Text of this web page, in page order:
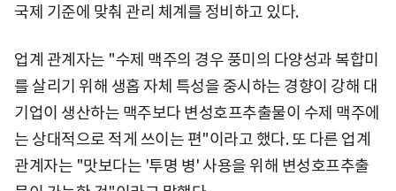
국제 기준에 맞춰 관리 체계를 정비하고 있다.
업계 관계자는 "수제 맥주의 경우 풍미의 다양성과 복합미
를 살리기 위해 생홉 자체 특성을 중시하는 경향이 강해 대
기업이 생산하는 맥주보다 변성호프추출물이 수제 맥주에
는 상대적으로 적게 쓰이는 편"이라고 했다. 또 다른 업계
관계자는 "맛보다는 '투명 병' 사용을 위해 변성호프추출